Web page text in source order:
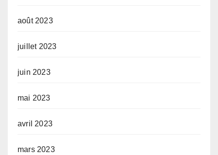
août 2023
juillet 2023
juin 2023
mai 2023
avril 2023
mars 2023